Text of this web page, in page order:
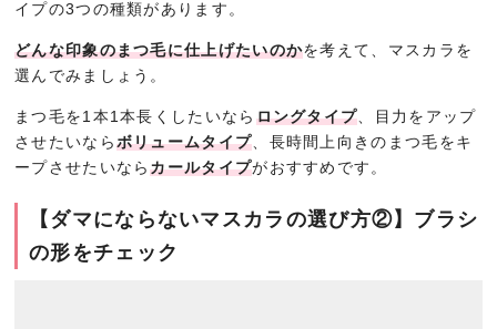
イプの3つの種類があります。
どんな印象のまつ毛に仕上げたいのかを考えて、マスカラを
選んでみましょう。
まつ毛を1本1本長くしたいなら ロングタイプ 、目力をアップ
させたいならボリュームタイプ 、長時間上向きのまつ毛をキ
ープさせたいならカールタイプがおすすめです。
【ダマにならないマスカラの選び方②】ブラシ
の形をチェック